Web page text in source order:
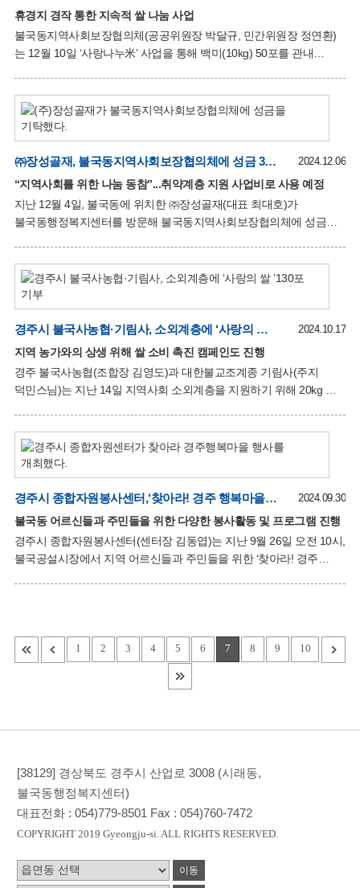
생필품은 어려운 이웃들에게 잘 전달해 따뜻한 겨울을 보낼 수 있도록
하겠다”고 전했다. 기탁된 생필품은 지역 내 소외계층에게 전달되어
지역사회에 온정을 더할 예정이다.
휴경지 경작 통한 지속적 쌀 나눔 사업
불국동지역사회보장협의체(공공위원장 박달규, 민간위원장 정연환)
는 12월 10일 ‘사랑나누米’ 사업을 통해 백미(10kg) 50포를 관내
방식으로 운영되고 있어 그 의미가 더욱 깊다.
불국동지역사회보장협의체는 지난해부터 이 사업을 추진해왔으며,
단발적인 행사가 아닌 지역사회 특화사업으로 자리 잡아 꾸준히
저소득층을 위한 쌀 나눔을 이어가고 있다. 정연환 민간위원장은
“지역사회 저소득층 가구에 위원들이 직접 경작한 쌀을 전달할 수
있어 매우 뜻깊다”며 기쁨을 전했다. 박달규 공공위원장도 “민·관이
협력하여 지역 내 취약계층을 지속적으로 지원하고 자립할 수 있는
기반을 마련하는 데 힘
㈜장성골재, 불국동지역사회보장협의체에 성금 300만원 기탁 2024.12.06
“지역사회를 위한 나눔 동참”...취약계층 지원 사업비로 사용 예정
지난 12월 4일, 불국동에 위치한 ㈜장성골재(대표 최대호)가
불국동행정복지센터를 방문해 불국동지역사회보장협의체에 성금
지역사회공헌활동을 통해 취약계층을 돕는 데 힘쓰고 있다. 최대호
대표는 “지역사회를 위한 뜻깊은 사업에 동참하고자 협의체에
기탁하게 되었다”며 기부의 취지를 밝혔다. 정연환 민간위원장은
“지역사회를 위해 아낌없이 기부해 주신 최대호 대표님께 진심으로
감사드리며, 더욱 적극적으로 지역사회를 위해 노력하겠다”고 말했다.
박달규 공공위원장은 “협의체 사업에 관심을 가지고 지원해 주셔서
감사드린다”며, “기탁금을 바탕으로 저소득가정을 돕기 위한 다양한
사업이 지속적으로 이루어질 수 있도록 최
경주시 불국사농협·기림사, 소외계층에 ‘사랑의 쌀 ’130포 기부 2024.10.17
지역 농가와의 상생 위해 쌀 소비 촉진 캠페인도 진행
경주 불국사농협(조합장 김영도)과 대한불교조계종 기림사(주지
덕민스님)는 지난 14일 지역사회 소외계층을 지원하기 위해 20kg 쌀
아침밥 먹기 캠페인 등 쌀 소비 촉진 활동을 펼쳤다. 이 행사들은 소외
계층을 돕고 지역 농가와의 상생을 도모하는 취지로 진행되었으며, 큰
호응을 얻었다. 김영도 조합장은 “이번 나눔이 저소득층과 지역
농가에 조금이나마 도움이 되기를 바라며, 앞으로도 지속적인 나눔
활동을 이어가겠다” 고 밝혔다. 박달규 불국동장은 “쌀 생산 농가와
지역 경제 활성화를 위해 나눔을 실천해 주신 불국사농협과 기림사에
감사드린다”며, “기부된 쌀은 도움이 필요한 이웃
경주시 종합자원봉사센터,‘찾아라! 경주 행복마을’행사 성황리에 개최 2024.09.30
불국동 어르신들과 주민들을 위한 다양한 봉사활동 및 프로그램 진행
경주시 종합자원봉사센터(센터장 김동엽)는 지난 9월 26일 오전 10시,
불국공설시장에서 지역 어르신들과 주민들을 위한 ‘찾아라! 경주
검진, 커피 시음회와 윷높이 등의 프로그램이 진행되었으며, 불국동
새마을부녀회는 참석한 주민들에게 무료 급식을 제공해 큰 호응을
1 2 3 4 5 6 7 8 9 10
[38129] 경상북도 경주시 산업로 3008 (시래동,
불국동행정복지센터)
대표전화 :054)779-8501 Fax :054)760-7472
COPYRIGHT 2019 Gyeongju-si. ALL RIGHTS RESERVED.